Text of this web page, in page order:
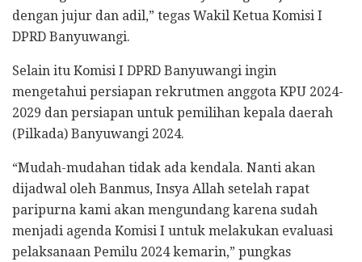
dengan jujur dan adil,” tegas Wakil Ketua Komisi I
DPRD Banyuwangi.
Selain itu Komisi I DPRD Banyuwangi ingin
mengetahui persiapan rekrutmen anggota KPU 2024-
2029 dan persiapan untuk pemilihan kepala daerah
(Pilkada) Banyuwangi 2024.
“Mudah-mudahan tidak ada kendala. Nanti akan
dijadwal oleh Banmus, Insya Allah setelah rapat
paripurna kami akan mengundang karena sudah
menjadi agenda Komisi I untuk melakukan evaluasi
pelaksanaan Pemilu 2024 kemarin,” pungkas